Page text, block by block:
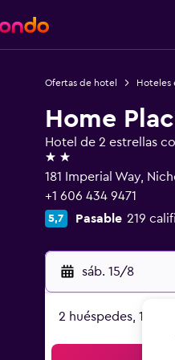
Ofertas de hotel Hoteles
Home
Hotel de 2 estrellas
2 estrellas
181 Imperial Way,
+1 606 434 9471
5,7 Pasable 219
sáb. 15/8
2 huéspedes, 1